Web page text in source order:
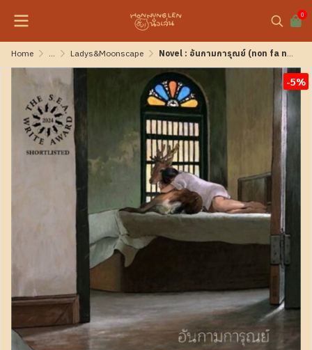
0
Home ... Ladys&Moonscape Novel : อันกามการุณย์ (​​non fa niente)
-5%